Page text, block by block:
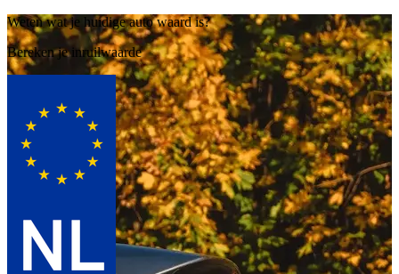
Weten wat je huidige auto waard is?
Bereken je inruilwaarde